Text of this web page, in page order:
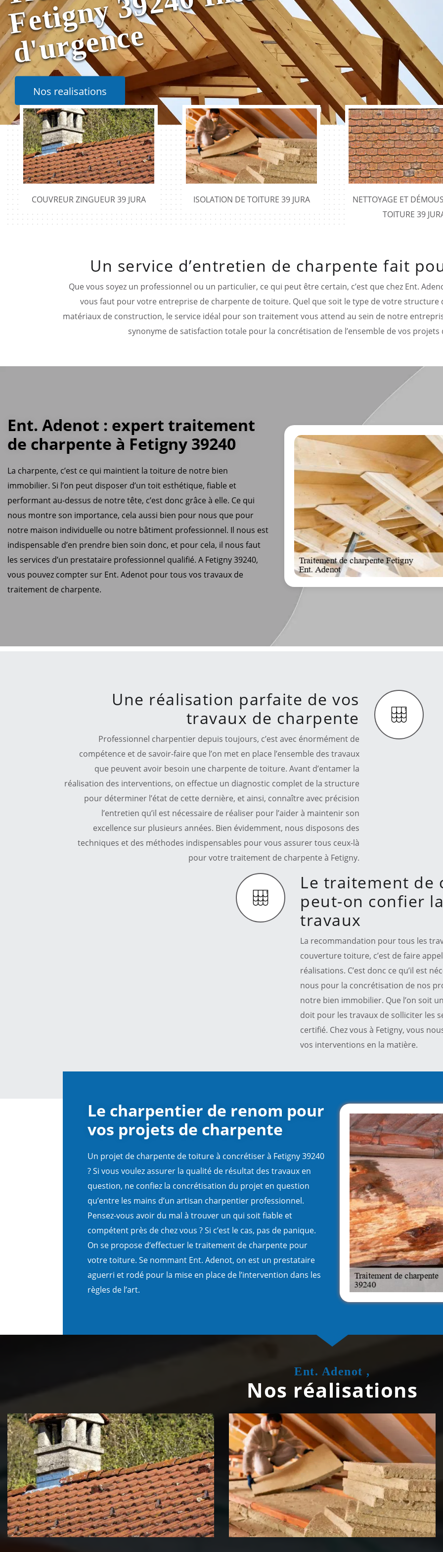
e
Nos realisations
COUVREUR ZINGUEUR 39 JURA ISOLATION DE TOITURE 39 JURA
NETTOYAGE ET
TOITURE 39
Un service d’entretien de charpente fait
Que vous soyez un professionnel ou un particulier, ce qui peut être certain, c’est que chez Ent.
vous faut pour votre entreprise de charpente de toiture. Quel que soit le type de votre
matériaux de construction, le service idéal pour son traitement vous attend au sein de notre
synonyme de satisfaction totale pour la concrétisation de l’ensemble de vos projets
Ent. Adenot : expert traitement
de charpente à Fetigny 39240
La charpente, c’est ce qui maintient la toiture de notre bien
immobilier. Si l’on peut disposer d’un toit esthétique, fiable et
performant au-dessus de notre tête, c’est donc grâce à elle. Ce qui
nous montre son importance, cela aussi bien pour nous que pour
notre maison individuelle ou notre bâtiment professionnel. Il nous est
indispensable d’en prendre bien soin donc, et pour cela, il nous faut
les services d’un prestataire professionnel qualifié. A Fetigny 39240,
vous pouvez compter sur Ent. Adenot pour tous vos travaux de
traitement de charpente.
Une réalisation parfaite de vos
travaux de charpente
Professionnel charpentier depuis toujours, c’est avec énormément de
compétence et de savoir-faire que l’on met en place l’ensemble des travaux
que peuvent avoir besoin une charpente de toiture. Avant d’entamer la
réalisation des interventions, on effectue un diagnostic complet de la structure
pour déterminer l’état de cette dernière, et ainsi, connaître avec précision
l’entretien qu’il est nécessaire de réaliser pour l’aider à maintenir son
excellence sur plusieurs années. Bien évidemment, nous disposons des
techniques et des méthodes indispensables pour vous assurer tous ceux-là
pour votre traitement de charpente à Fetigny.
Le traitement de
peut-on confier
travaux
La recommandation pour tous les
couverture toiture, c’est de faire
réalisations. C’est donc ce qu’il est
nous pour la concrétisation de nos
notre bien immobilier. Que l’on soit
doit pour les travaux de solliciter les
certifié. Chez vous à Fetigny, vous
vos interventions en la matière.
Le charpentier de renom pour
vos projets de charpente
Un projet de charpente de toiture à concrétiser à Fetigny 39240
? Si vous voulez assurer la qualité de résultat des travaux en
question, ne confiez la concrétisation du projet en question
qu’entre les mains d’un artisan charpentier professionnel.
Pensez-vous avoir du mal à trouver un qui soit fiable et
compétent près de chez vous ? Si c’est le cas, pas de panique.
On se propose d’effectuer le traitement de charpente pour
votre toiture. Se nommant Ent. Adenot, on est un prestataire
aguerri et rodé pour la mise en place de l’intervention dans les
règles de l’art.
Ent. Adenot ,
Nos réalisations
Couvreur zingueur 39 Jura Isolation de toiture 39 Jura